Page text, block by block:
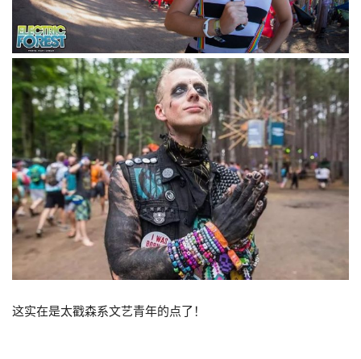
这实在是太戳森系文艺青年的点了！